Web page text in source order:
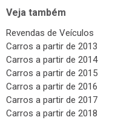
Veja também
Revendas de Veículos
Carros a partir de 2013
Carros a partir de 2014
Carros a partir de 2015
Carros a partir de 2016
Carros a partir de 2017
Carros a partir de 2018